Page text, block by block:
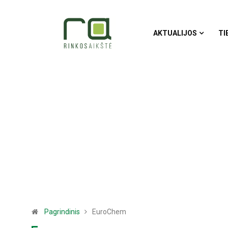
AKTUALIJOS
Pagrindinis EuroChem